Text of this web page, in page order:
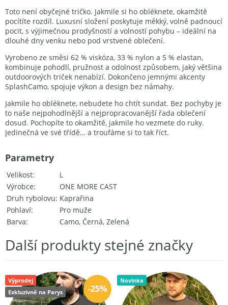
Toto není obyčejné tričko. Jakmile si ho obléknete, okamžitě
pocítíte rozdíl. Luxusní složení poskytuje měkký, volně padnoucí
pocit, s výjimečnou prodyšností a volností pohybu – ideální na
dlouhé dny venku nebo pod vrstvené oblečení.
Vyrobeno ze směsi 62 % viskóza, 33 % nylon a 5 % elastan,
kombinuje pohodlí, pružnost a odolnost způsobem, jaký většina
outdoorových triček nenabízí. Dokončeno jemnými akcenty
SplashCamo, spojuje výkon a design bez námahy.
Jakmile ho obléknete, nebudete ho chtít sundat. Bez pochyby je
to naše nejpohodlnější a nejpropracovanější řada oblečení
dosud. Pochopíte to okamžitě, jakmile ho vezmete do ruky.
Jedinečná ve své třídě… a troufáme si to tak říct.
Velikost
L
Výrobce
ONE MORE CAST
Druh rybolovu Kaprařina
Pohlaví
Pro muže
Barva
Camo, Černá, Zelená
Parametry
Další produkty stejné značky
-25%
Výprodej
Exkluzivně na Parys
Novinka